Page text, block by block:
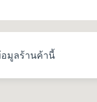
มูลร้านค้านี้